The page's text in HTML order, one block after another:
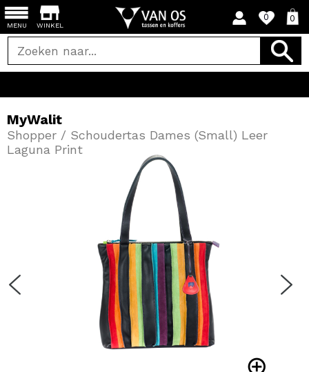
WINKEL
0 0
MENU
MyWalit
Shopper / Schoudertas Dames (Small) Leer
Laguna Print